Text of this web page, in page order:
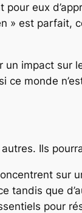
eux
» est
impact sur
monde
Ils
sur
que
pour